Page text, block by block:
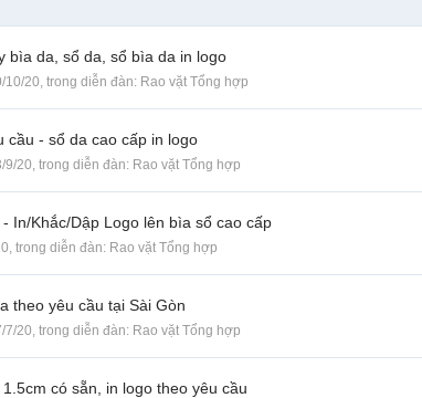
bìa da, sổ da, sổ bìa da in logo
10/20, trong diễn đàn: Rao vặt Tổng hợp
cầu - sổ da cao cấp in logo
9/20, trong diễn đàn: Rao vặt Tổng hợp
In/Khắc/Dập Logo lên bìa sổ cao cấp
, trong diễn đàn: Rao vặt Tổng hợp
theo yêu cầu tại Sài Gòn
7/20, trong diễn đàn: Rao vặt Tổng hợp
có sẵn, in logo theo yêu cầu